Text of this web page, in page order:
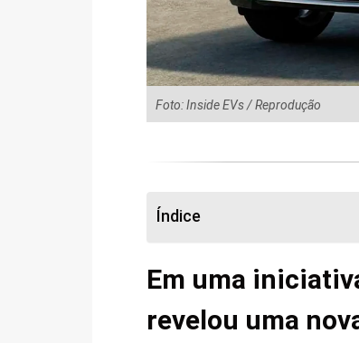
Foto: Inside EVs / Reprodução
Índice
Em uma
revelou uma